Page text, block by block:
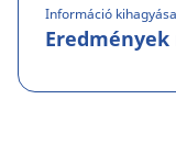
Információ kihagyása